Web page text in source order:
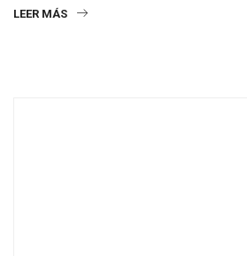
LEER MÁS